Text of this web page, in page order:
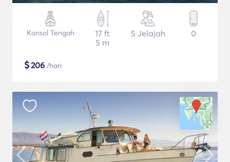
Konsol Tengah
17 ft
5 m
5 Jelajah 0
$206 /hari